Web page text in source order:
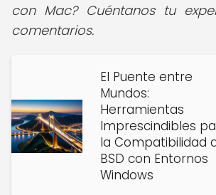
con Mac? Cuéntanos tu
comentarios.
El Puente entre
Mundos:
Herramientas
Imprescindibles
la Compatibilidad
BSD con Entornos
Windows